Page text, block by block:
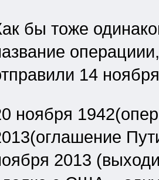
бы тоже
14
ноября
2013